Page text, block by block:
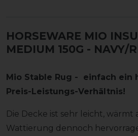
HORSEWARE MIO
MEDIUM 150G - NAVY/
Mio Stable Rug - einfach ein
Preis-Leistungs-Verhältnis!
Die Decke ist sehr leicht, wärmt
Wattierung dennoch